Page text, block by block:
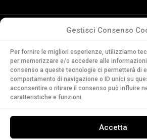
Gestisci Consenso
Per fornire le migliori esperienze, utilizziamo
per memorizzare e/o accedere alle informazioni
consenso a queste tecnologie ci permetterà di
comportamento di navigazione o ID unici su
acconsentire o ritirare il consenso può influire
caratteristiche e funzioni.
Accetta
della Svizzera
Via Soldino 9
CH-6900 Lugano
T. +41 91 960 30 40
LEGGI